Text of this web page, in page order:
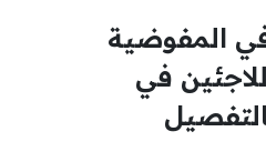
المفوضية
في